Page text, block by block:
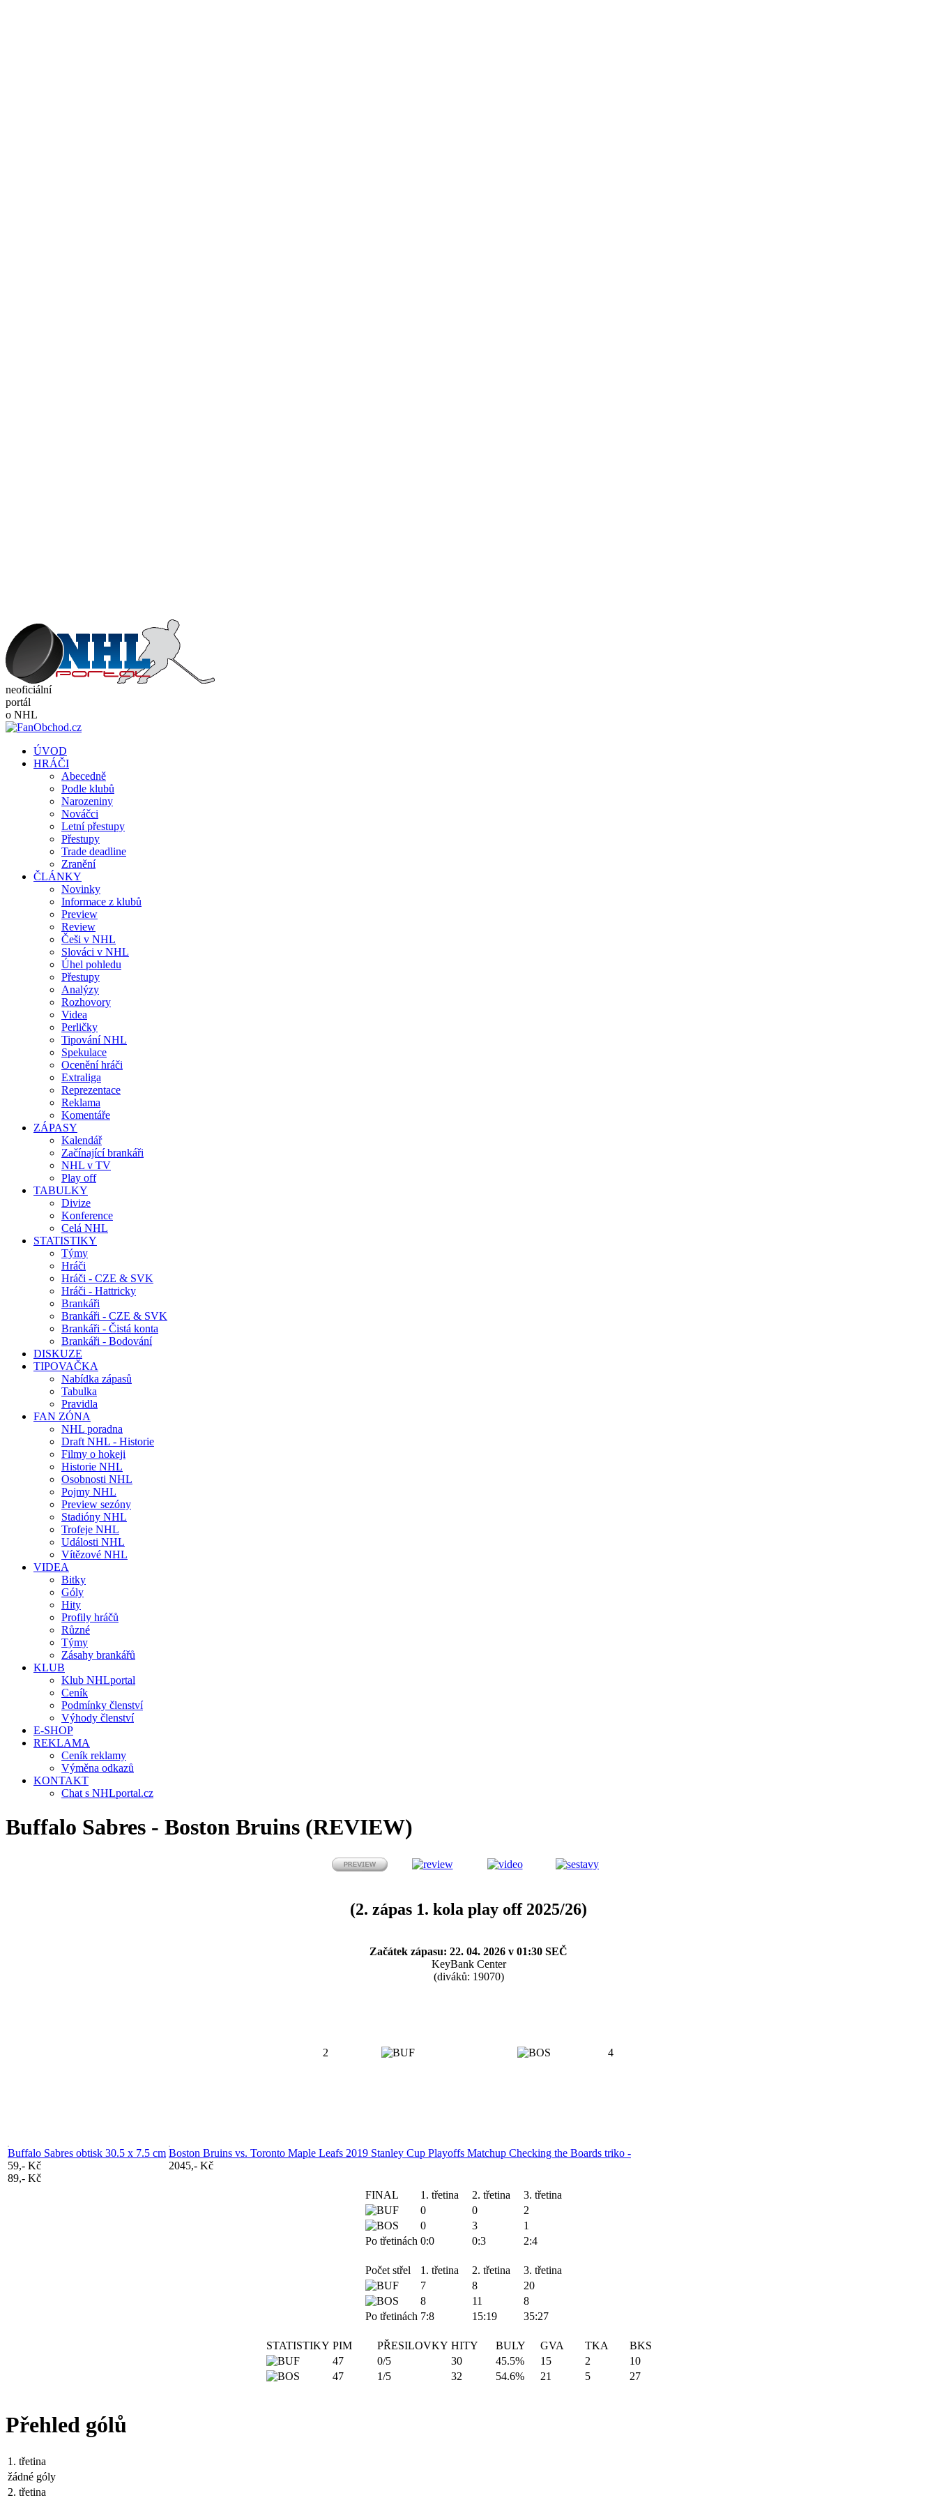
neoficiální
portál
o NHL
ÚVOD
HRÁČI
Abecedně
Podle klubů
Narozeniny
Nováčci
Letní přestupy
Přestupy
Trade deadline
Zranění
ČLÁNKY
Novinky
Informace z klubů
Preview
Review
Češi v NHL
Slováci v NHL
Úhel pohledu
Přestupy
Analýzy
Rozhovory
Videa
Perličky
Tipování NHL
Spekulace
Ocenění hráči
Extraliga
Reprezentace
Reklama
Komentáře
ZÁPASY
Kalendář
Začínající brankáři
NHL v TV
Play off
TABULKY
Divize
Konference
Celá NHL
STATISTIKY
Týmy
Hráči
Hráči - CZE & SVK
Hráči - Hattricky
Brankáři
Brankáři - CZE & SVK
Brankáři - Čistá konta
Brankáři - Bodování
DISKUZE
TIPOVAČKA
Nabídka zápasů
Tabulka
Pravidla
FAN ZÓNA
NHL poradna
Draft NHL - Historie
Filmy o hokeji
Historie NHL
Osobnosti NHL
Pojmy NHL
Preview sezóny
Stadióny NHL
Trofeje NHL
Události NHL
Vítězové NHL
VIDEA
Bitky
Góly
Hity
Profily hráčů
Různé
Týmy
Zásahy brankářů
KLUB
Klub NHLportal
Ceník
Podmínky členství
Výhody členství
E-SHOP
REKLAMA
Ceník reklamy
Výměna odkazů
KONTAKT
Chat s NHLportal.cz
Buffalo Sabres - Boston Bruins (REVIEW)
(2. zápas 1. kola play off 2025/26)
Začátek zápasu: 22. 04. 2026 v 01:30 SEČ
KeyBank Center
(diváků: 19070)
2 4
Buffalo Sabres obtisk 30.5 x 7.5 cm
59,- Kč
89,- Kč
Boston Bruins vs. Toronto Maple Leafs 2019 Stanley Cup Playoffs Matchup Checking the Boards triko -
2045,- Kč
FINAL 1. třetina 2. třetina
3. třetina
0
0
2
0
3
1
Po třetinách 0:0 0:3 2:4
Počet střel 1. třetina 2. třetina
3. třetina
7
8
20
8
11
8
Po třetinách 7:8 15:19 35:27
STATISTIKY PIM PŘESILOVKY HITY BULY GVA TKA
BKS
47
0/5 30 45.5% 15 2
10
47
1/5 32 54.6% 21 5 27
Přehled gólů
1. třetina
žádné góly
2. třetina